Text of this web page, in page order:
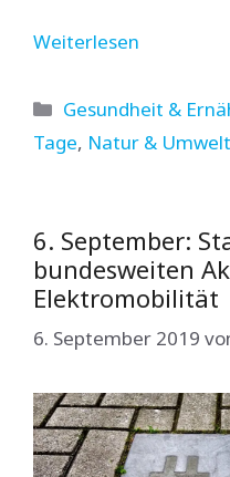
Weiterlesen
Kategorien
Gesundheit &
Tage, Natur & Umwelt
6. September:
bundesweiten
Elektromobilität
6. September 2019